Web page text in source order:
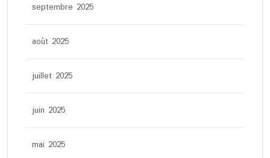
septembre 2025
août 2025
juillet 2025
juin 2025
mai 2025